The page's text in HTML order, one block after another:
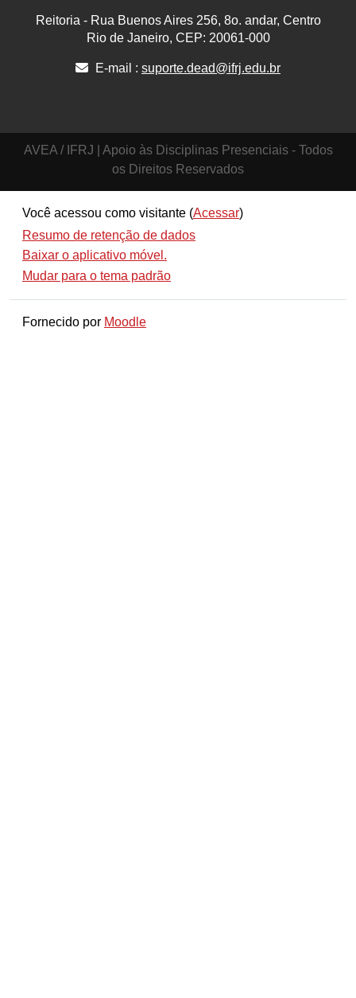
Reitoria - Rua Buenos Aires 256, 8o. andar, Centro
Rio de Janeiro, CEP: 20061-000
E-mail : suporte.dead@ifrj.edu.br
AVEA / IFRJ | Apoio às Disciplinas Presenciais - Todos
os Direitos Reservados
Você acessou como visitante (Acessar)
Resumo de retenção de dados
Baixar o aplicativo móvel.
Mudar para o tema padrão
Fornecido por Moodle